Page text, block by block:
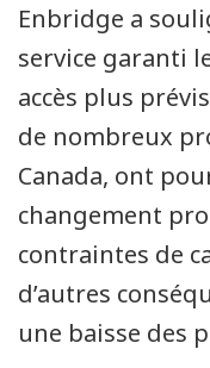
Enbridge a
service garanti
accès plus
de nombreux
Canada, ont
changement
contraintes de
d’autres
une baisse des